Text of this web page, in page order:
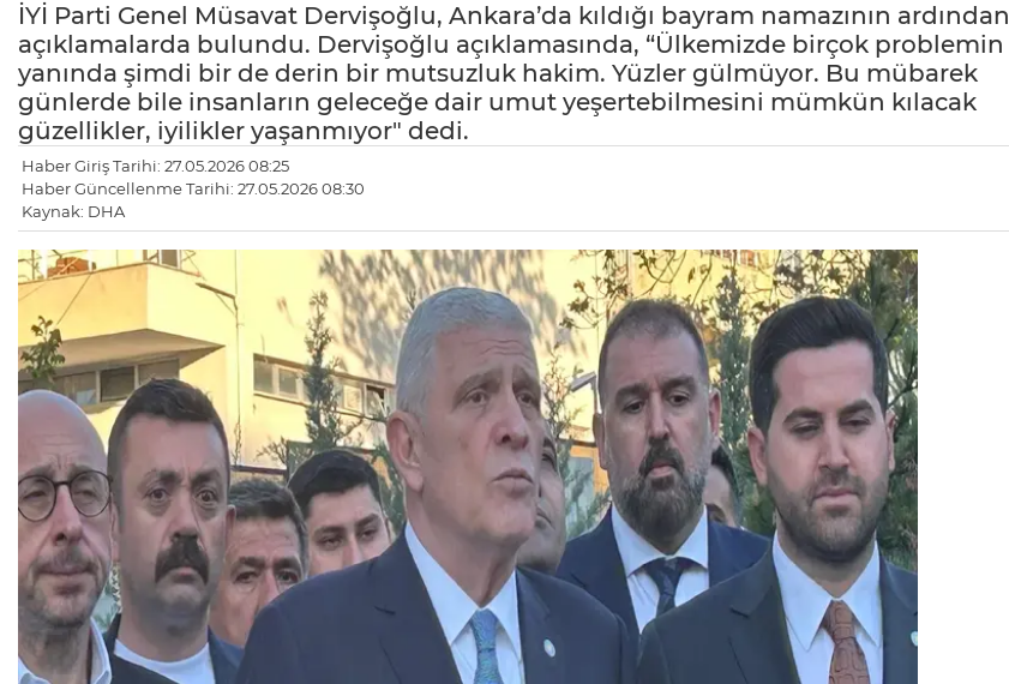
İYİ Parti Genel Müsavat Dervişoğlu, Ankara’da kıldığı bayram namazının ardından
açıklamalarda bulundu. Dervişoğlu açıklamasında, “Ülkemizde birçok problemin
yanında şimdi bir de derin bir mutsuzluk hakim. Yüzler gülmüyor. Bu mübarek
günlerde bile insanların geleceğe dair umut yeşertebilmesini mümkün kılacak
güzellikler, iyilikler yaşanmıyor" dedi.
Haber Giriş Tarihi: 27.05.2026 08:25
Haber Güncellenme Tarihi: 27.05.2026 08:30
Kaynak: DHA